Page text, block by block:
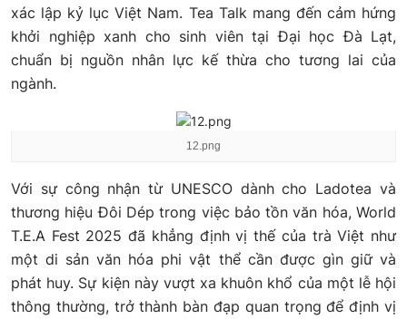
xác lập kỷ lục Việt Nam. Tea Talk mang đến cảm hứng
khởi nghiệp xanh cho sinh viên tại Đại học Đà Lạt,
chuẩn bị nguồn nhân lực kế thừa cho tương lai của
ngành.
12.png
Với sự công nhận từ UNESCO dành cho Ladotea và
thương hiệu Đôi Dép trong việc bảo tồn văn hóa, World
T.E.A Fest 2025 đã khẳng định vị thế của trà Việt như
một di sản văn hóa phi vật thể cần được gìn giữ và
phát huy. Sự kiện này vượt xa khuôn khổ của một lễ hội
thông thường, trở thành bàn đạp quan trọng để định vị